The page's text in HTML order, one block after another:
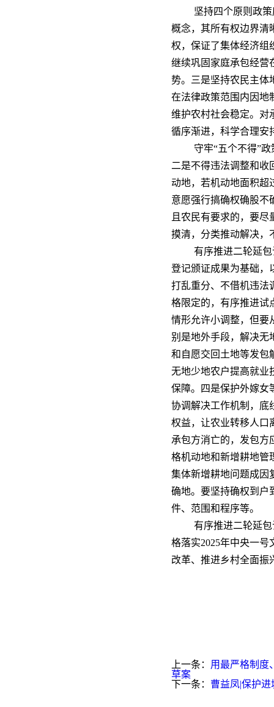
坚持四个原则政
概念，其所有权边界清
权，保证了集体经济组
继续巩固家庭承包经营
势。三是坚持农民主体
在法律政策范围内因地
维护农村社会稳定。对
循序渐进，科学合理安
守牢“五个不得”
二是不得违法调整和收
动地，若机动地面积超
意愿强行搞确权确股不
且农民有要求的，要
摸清，分类推动解决，
有序推进二轮延
登记颁证成果为基础，
打乱重分、不借机违法
格限定的，有序推进试
情形允许小调整，但要
别是地外手段，解决无
和自愿交回土地等发包
无地少地农户提高就业
保障。四是保护外嫁女
协调解决工作机制，底
权益，让农业转移人口
承包方消亡的，发包方
格机动地和新增耕地管
集体新增耕地问题成因
确地。要坚持确权到户
件、范围和程序等。
有序推进二轮延
格落实2025年中央一
改革、推进乡村全面振
上一条： 用最严格制度
草案
下一条： 曹益凤|保护